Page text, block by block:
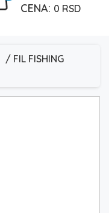
0 RSD
/ FIL FISHING